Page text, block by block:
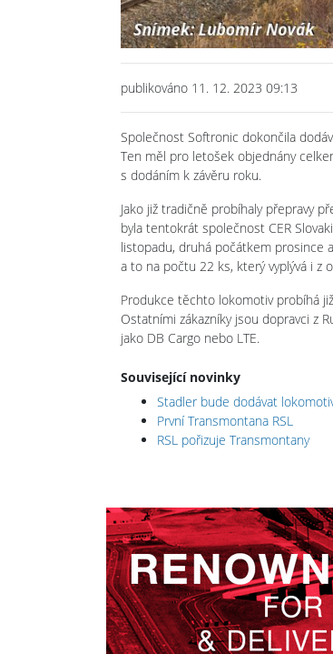
publikováno 11. 12. 2023 09:13
Společnost Softronic dokončila
Ten měl pro letošek objednány
s dodáním k závěru roku.
Jako již tradičně probíhaly přepravy
byla tentokrát společnost CER
listopadu, druhá počátkem prosince
a to na počtu 22 ks, který vyplývá i z
Produkce těchto lokomotiv probíhá
Ostatními zákazníky jsou dopravci z
jako DB Cargo nebo LTE.
Související novinky
Stadler bude dodávat
První Transmontana RSL
RSL pořizuje Transmontany